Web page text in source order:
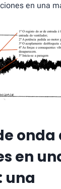
en una
onda
en
una